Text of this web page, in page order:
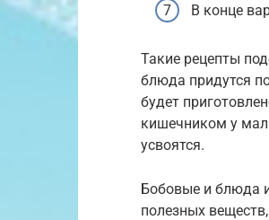
В конце
Такие рецепты
блюда придутся
будет
кишечником у
усвоятся.
Бобовые и блюда
полезных